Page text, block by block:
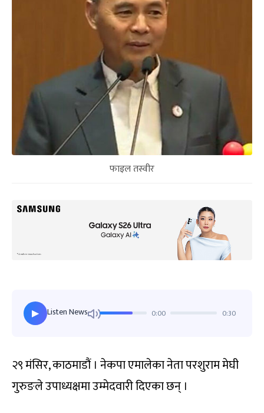
फाइल तस्वीर
▶ Listen News 0:00 0:30
२९ मंसिर, काठमाडौं । नेकपा एमालेका नेता परशुराम मेघी
गुरुङले उपाध्यक्षमा उम्मेदवारी दिएका छन् ।